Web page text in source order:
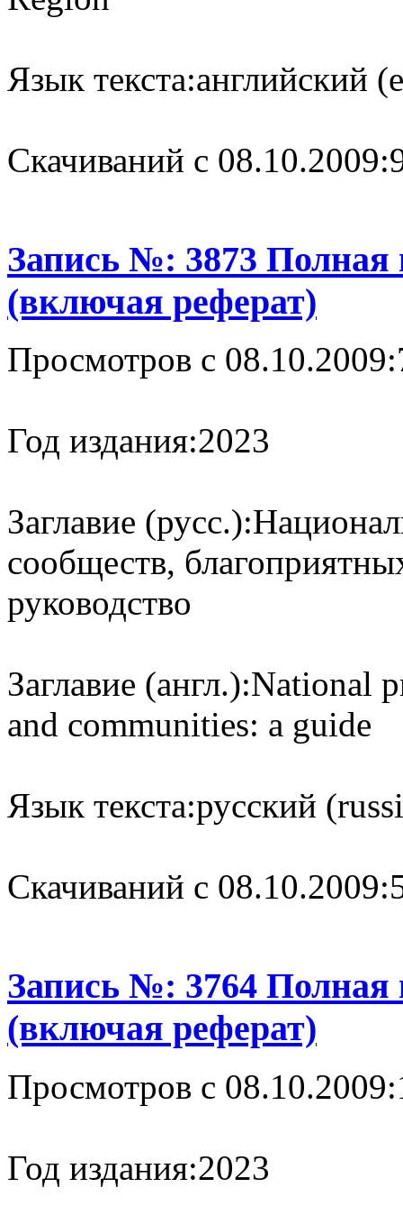
Язык текста:английский
Cкачиваний с 08.10.2009:
Запись №: 3873 Полная
(включая реферат)
Просмотров с 08.10.2009:
Год издания:2023
Заглавие (русс.):
сообществ,
руководство
Заглавие (англ.):National
and communities: a guide
Язык текста:русский
Cкачиваний с 08.10.2009:
Запись №: 3764 Полная
(включая реферат)
Просмотров с 08.10.2009:
Год издания:2023